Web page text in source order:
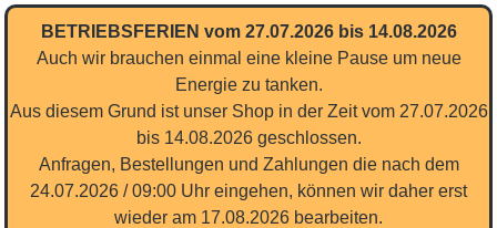
Zum Hauptinhalt springen
BETRIEBSFERIEN vom 27.07.2026 bis 14.08.2026
Auch wir brauchen einmal eine kleine Pause um neue
Energie zu tanken.
Aus diesem Grund ist unser Shop in der Zeit vom 27.07.2026
bis 14.08.2026 geschlossen.
Anfragen, Bestellungen und Zahlungen die nach dem
24.07.2026 / 09:00 Uhr eingehen, können wir daher erst
wieder am 17.08.2026 bearbeiten.